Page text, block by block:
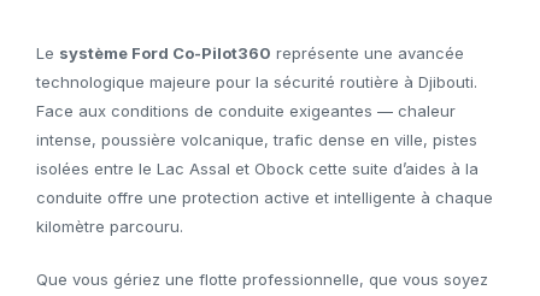
Le système Ford Co-Pilot360 représente une avancée
technologique majeure pour la sécurité routière à Djibouti.
Face aux conditions de conduite exigeantes — chaleur
intense, poussière volcanique, trafic dense en ville, pistes
isolées entre le Lac Assal et Obock cette suite d’aides à la
conduite offre une protection active et intelligente à chaque
kilomètre parcouru.
Que vous gériez une flotte professionnelle, que vous soyez